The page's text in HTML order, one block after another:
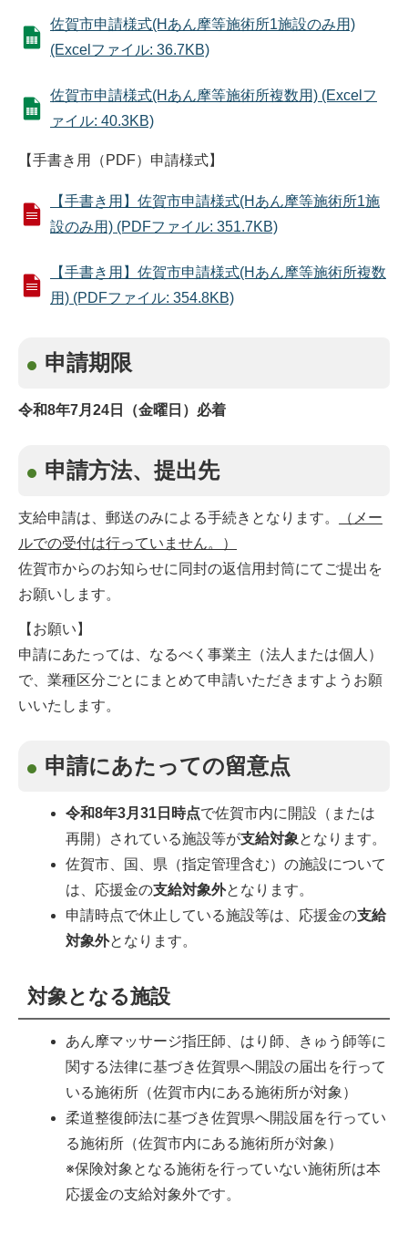
佐賀市申請様式(Hあん摩等施術所1施設のみ用)
(Excelファイル: 36.7KB)
佐賀市申請様式(Hあん摩等施術所複数用) (Excelフ
ァイル: 40.3KB)
【手書き用（PDF）申請様式】
【手書き用】佐賀市申請様式(Hあん摩等施術所1施
設のみ用) (PDFファイル: 351.7KB)
【手書き用】佐賀市申請様式(Hあん摩等施術所複数
用) (PDFファイル: 354.8KB)
申請期限
令和8年7月24日（金曜日）必着
申請方法、提出先
支給申請は、郵送のみによる手続きとなります。
（メー
ルでの受付は行っていません。）
佐賀市からのお知らせに同封の返信用封筒にてご提出を
お願いします。
【お願い】
申請にあたっては、なるべく事業主（法人または個人）
で、業種区分ごとにまとめて申請いただきますようお願
いいたします。
申請にあたっての留意点
令和8年3月31日時点で佐賀市内に開設（または
再開）されている施設等が支給対象となります。
佐賀市、国、県（指定管理含む）の施設について
は、応援金の支給対象外となります。
申請時点で休止している施設等は、応援金の支給
対象外となります。
対象となる施設
あん摩マッサージ指圧師、はり師、きゅう師等に
関する法律に基づき佐賀県へ開設の届出を行って
いる施術所（佐賀市内にある施術所が対象）
柔道整復師法に基づき佐賀県へ開設届を行ってい
る施術所（佐賀市内にある施術所が対象）
※保険対象となる施術を行っていない施術所は本
応援金の支給対象外です。